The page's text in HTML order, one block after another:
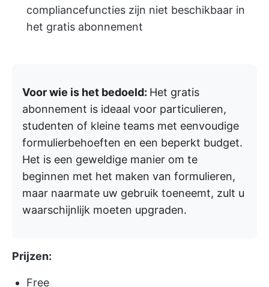
compliancefuncties zijn niet beschikbaar in
het gratis abonnement
Voor wie is het bedoeld: Het gratis
abonnement is ideaal voor particulieren,
studenten of kleine teams met eenvoudige
formulierbehoeften en een beperkt budget.
Het is een geweldige manier om te
beginnen met het maken van formulieren,
maar naarmate uw gebruik toeneemt, zult u
waarschijnlijk moeten upgraden.
Prijzen:
Free